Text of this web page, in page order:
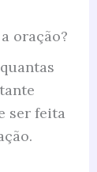
oração?
ser feita